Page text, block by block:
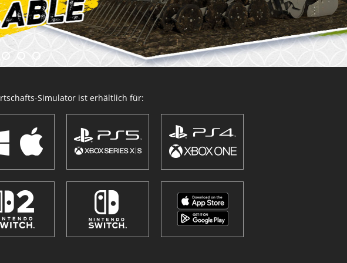
Simulator ist erhältlich für: